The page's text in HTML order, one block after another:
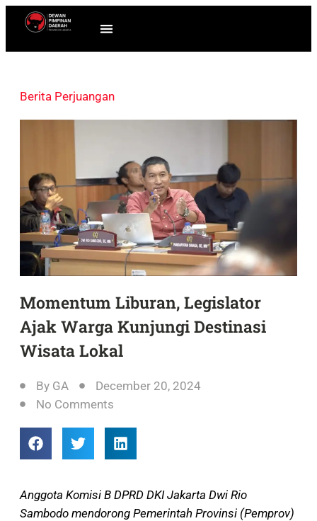
Berita Perjuangan
Momentum Liburan, Legislator
Ajak Warga Kunjungi Destinasi
Wisata Lokal
By GA
December 20, 2024
No Comments
Anggota Komisi B DPRD DKI Jakarta Dwi Rio
Sambodo mendorong Pemerintah Provinsi (Pemprov)